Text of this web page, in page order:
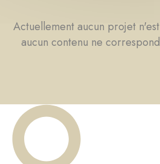
Actuellement aucun projet
aucun contenu ne